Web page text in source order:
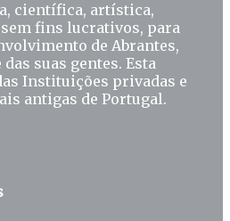
científica, artística,
sem fins lucrativos, para
de Abrantes,
suas gentes. Esta
Instituições privadas e
antigas de Portugal.